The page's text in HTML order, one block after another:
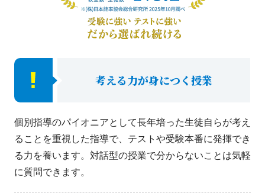
考える力が身につく授業
個別指導のパイオニアとして長年培った生徒自らが考え
ることを重視した指導で、テストや受験本番に発揮でき
る力を養います。対話型の授業で分からないことは気軽
に質問できます。